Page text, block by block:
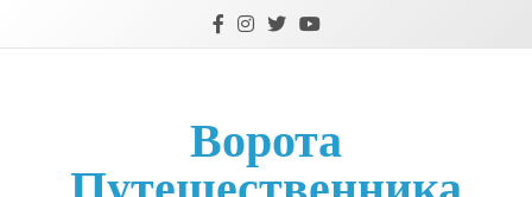
Ворота
Путешественника